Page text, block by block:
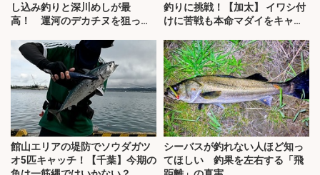
し込み釣りと深川めしが最
高！ 運河のデカチヌを狙って
釣りに挑戦！【加太】 イワシ付
けに苦戦も本命マダイをキャッ
館山エリアの堤防でソウダガツ
オ5匹キャッチ！【千葉】今期の
シーバスが釣れない人ほど知っ
てほしい 釣果を左右する「飛